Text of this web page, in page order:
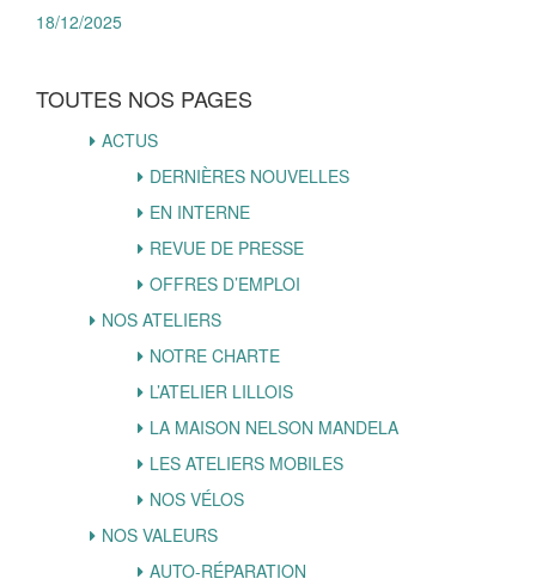
18/12/2025
TOUTES NOS PAGES
ACTUS
DERNIÈRES NOUVELLES
EN INTERNE
REVUE DE PRESSE
OFFRES D’EMPLOI
NOS ATELIERS
NOTRE CHARTE
L’ATELIER LILLOIS
LA MAISON NELSON MANDELA
LES ATELIERS MOBILES
NOS VÉLOS
NOS VALEURS
AUTO-RÉPARATION